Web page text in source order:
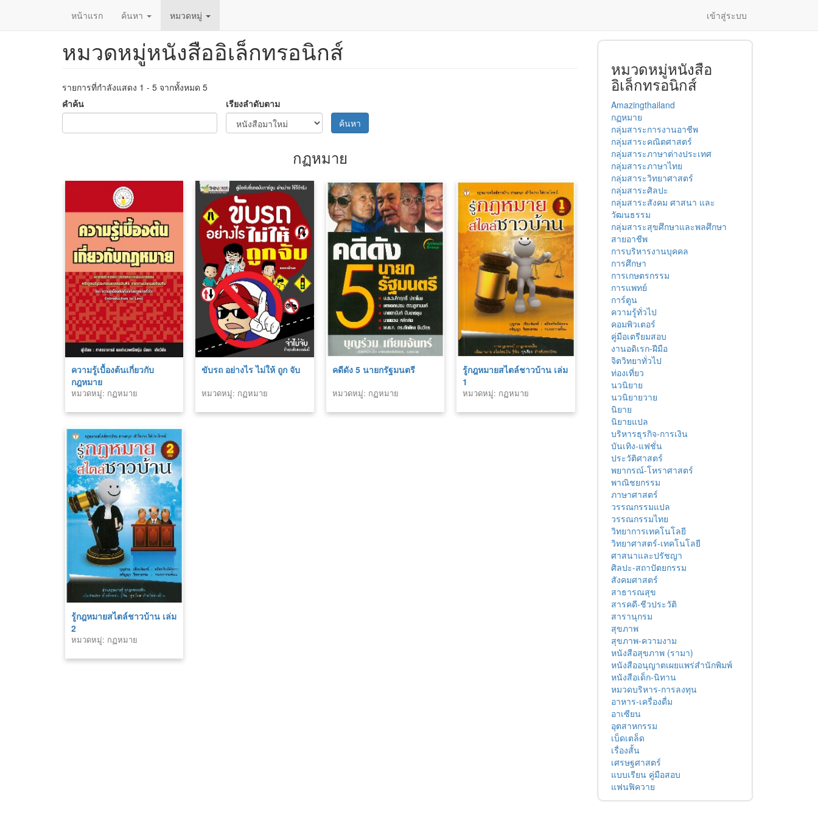
หน้าแรก ค้นหา หมวดหมู่ เข้าสู่ระบบ
หมวดหมู่หนังสืออิเล็กทรอนิกส์
รายการที่กำลังแสดง 1 - 5 จากทั้งหมด 5
คำค้น
เรียงลำดับตาม
ค้นหา
กฏหมาย
ความรู้เบื้องต้นเกี่ยวกับ
กฎหมาย
หมวดหมู่: กฏหมาย
ขับรถ อย่างไร ไม่ให้ ถูก จับ
หมวดหมู่: กฏหมาย
คดีดัง 5 นายกรัฐมนตรี
หมวดหมู่: กฏหมาย
รู้กฎหมายสไตล์ชาวบ้าน เล่ม
1
หมวดหมู่: กฏหมาย
รู้กฎหมายสไตล์ชาวบ้าน เล่ม
2
หมวดหมู่: กฏหมาย
หมวดหมู่หนังสือ
อิเล็กทรอนิกส์
Amazingthailand
กฏหมาย
กลุ่มสาระการงานอาชีพ
กลุ่มสาระคณิตศาสตร์
กลุ่มสาระภาษาต่างประเทศ
กลุ่มสาระภาษาไทย
กลุ่มสาระวิทยาศาสตร์
กลุ่มสาระศิลปะ
กลุ่มสาระสังคม ศาสนา และ
วัฒนธรรม
กลุ่มสาระสุขศึกษาและพลศึกษา
สายอาชีพ
การบริหารงานบุคคล
การศึกษา
การเกษตรกรรม
การแพทย์
การ์ตูน
ความรู้ทั่วไป
คอมพิวเตอร์
คู่มือเตรียมสอบ
งานอดิเรก-ฝีมือ
จิตวิทยาทั่วไป
ท่องเที่ยว
นวนิยาย
นวนิยายวาย
นิยาย
นิยายแปล
บริหารธุรกิจ-การเงิน
บันเทิง-แฟชั่น
ประวัติศาสตร์
พยากรณ์-โหราศาสตร์
พาณิชยกรรม
ภาษาศาสตร์
วรรณกรรมแปล
วรรณกรรมไทย
วิทยาการเทคโนโลยี
วิทยาศาสตร์-เทคโนโลยี
ศาสนาและปรัชญา
ศิลปะ-สถาปัตยกรรม
สังคมศาสตร์
สาธารณสุข
สารคดี-ชีวประวัติ
สารานุกรม
สุขภาพ
สุขภาพ-ความงาม
หนังสือสุขภาพ (รามา)
หนังสืออนุญาตเผยแพร่สำนักพิมพ์
หนังสือเด็ก-นิทาน
หมวดบริหาร-การลงทุน
อาหาร-เครื่องดื่ม
อาเซียน
อุตสาหกรรม
เบ็ดเตล็ด
เรื่องสั้น
เศรษฐศาสตร์
แบบเรียน คู่มือสอบ
แฟนฟิควาย